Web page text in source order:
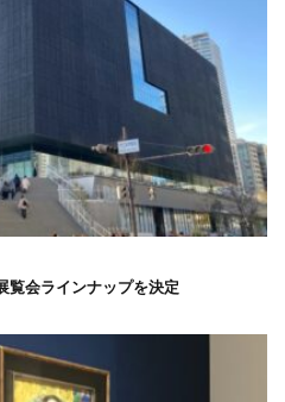
覧会ラインナップを決定